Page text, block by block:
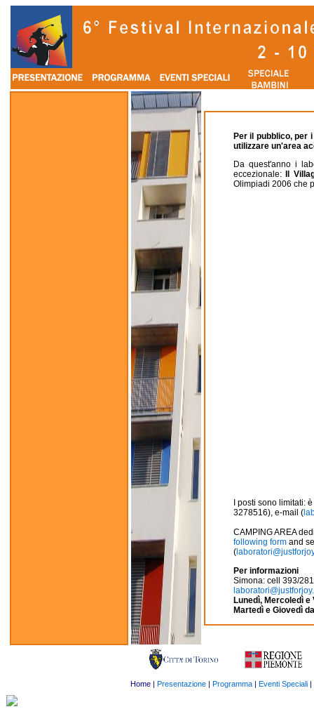
Per il pubblico, per
utilizzare un'area
Da quest'anno i
eccezionale:
Il
Olimpiadi 2006 che
I posti sono limitati:
3278516), e-mail (
CAMPING AREA
following form and
(
Per informazioni
Simona: cell 393/
Lunedì, Mercoledì e
Martedì e Giovedì
Home| Presentazione| Programma | Eventi Speciali|